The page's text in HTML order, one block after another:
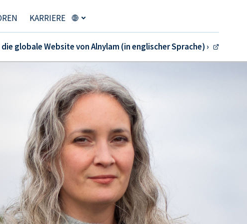
KARRIERE
die globale Website von Alnylam (in englischer Sprache) ›